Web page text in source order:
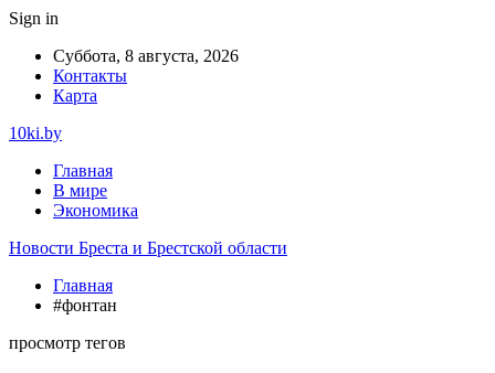
Sign in
Суббота, 8 августа, 2026
Контакты
Карта
10ki.by
Главная
В мире
Экономика
Новости Бреста и Брестской области
Главная
#фонтан
просмотр тегов